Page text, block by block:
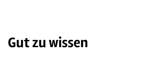
Gut zu wissen